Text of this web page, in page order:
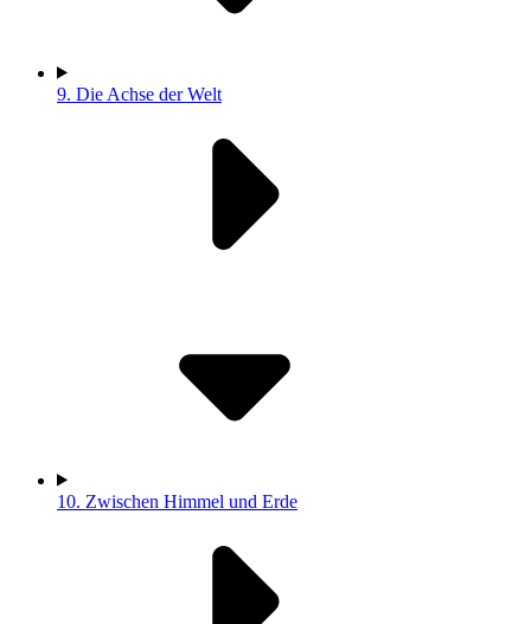
9. Die Achse der Welt
10. Zwischen Himmel und Erde